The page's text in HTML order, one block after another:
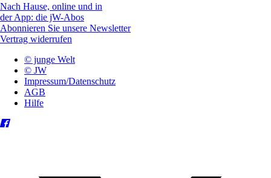
Nach Hause, online und in
der App: die jW-Abos
Abonnieren Sie unsere Newsletter
Vertrag widerrufen
© junge Welt
© JW
Impressum/Datenschutz
AGB
Hilfe